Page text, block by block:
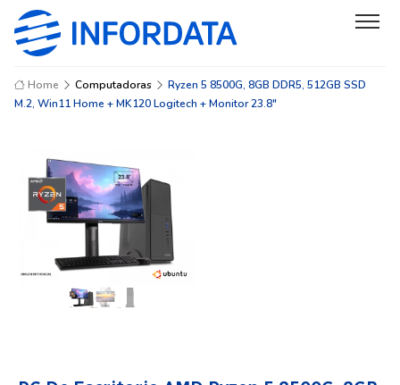
Home Computadoras
Ryzen 5 8500G, 8GB DDR5, 512GB SSD
M.2, Win11 Home + MK120 Logitech + Monitor 23.8"